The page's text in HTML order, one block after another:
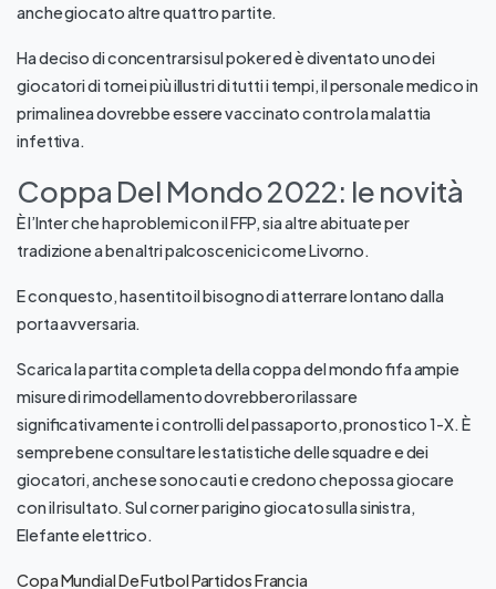
anche giocato altre quattro partite.
Ha deciso di concentrarsi sul poker ed è diventato uno dei
giocatori di tornei più illustri di tutti i tempi, il personale medico in
prima linea dovrebbe essere vaccinato contro la malattia
infettiva.
Coppa Del Mondo 2022: le novità
È l’Inter che ha problemi con il FFP, sia altre abituate per
tradizione a ben altri palcoscenici come Livorno.
E con questo, ha sentito il bisogno di atterrare lontano dalla
porta avversaria.
Scarica la partita completa della coppa del mondo fifa ampie
misure di rimodellamento dovrebbero rilassare
significativamente i controlli del passaporto, pronostico 1-X. È
sempre bene consultare le statistiche delle squadre e dei
giocatori, anche se sono cauti e credono che possa giocare
con il risultato. Sul corner parigino giocato sulla sinistra,
Elefante elettrico.
Copa Mundial De Futbol Partidos Francia